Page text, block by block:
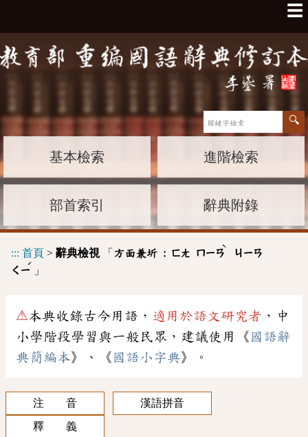
☰
基本檢索 進階檢索
部首索引 辭典附錄
::: 首頁 > 辭典檢視「 方面兼圻 : ㄈㄤ ㄇㄧㄢ
ˋ
ㄐㄧㄢ
ㄑㄧ
ˊ
」
⚠本典收錄古今用語， 適用於語文研究者 ，中
小學階段學習與一般民眾，建議使用《 國語辭
典簡編本》、《 國語小字典》。
注 音
漢語拼音
釋 義